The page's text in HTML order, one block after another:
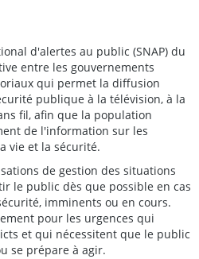
d'alertes au public (SNAP) du
entre les gouvernements
qui permet la diffusion
publique à la télévision, à la
fil, afin que la population
de l'information sur les
vie et la sécurité.
de gestion des situations
le public dès que possible en cas
imminents ou en cours.
pour les urgences qui
et qui nécessitent que le public
se prépare à agir.